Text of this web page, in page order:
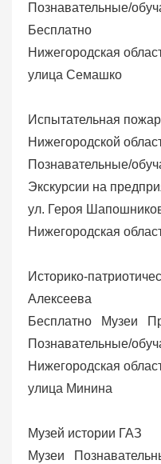
Познавательные/
Бесплатно
Нижегородская
улица Семашко
Испытательная
Нижегородской
Познавательные/
Экскурсии на
ул. Героя
Нижегородская
Историко-
Алексеева
Бесплатно
Музеи
Познавательные/
Нижегородская
улица Минина
Музей истории ГАЗ
Музеи